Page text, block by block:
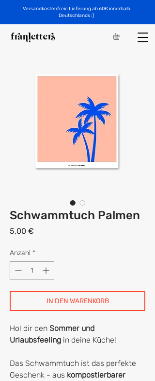
Versandkostenfreie Lieferung ab 60€ innerhalb
Deutschlands :)
Schwammtuch Palmen
5,00 €
Anzahl *
IN DEN WARENKORB
Hol dir den Sommer und
Urlaubsfeeling in deine Küche!
Das Schwammtuch ist das perfekte
Geschenk - aus kompostierbarer